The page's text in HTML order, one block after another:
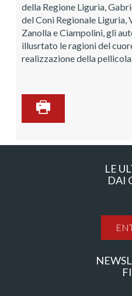
della Regione Liguria,
del Coni Regionale
Zanolla e Ciampolini, gli
illusrtato le ragioni del
realizzazione della pellicola.
LE
DAI